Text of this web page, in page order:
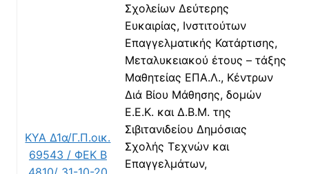
ΚΥΑ Δ1α/Γ.Π.οικ.
69543 / ΦΕΚ Β
Σχολείων Δεύτερης
Ευκαιρίας, Ινστιτούτων
Επαγγελματικής Κατάρτισης,
Μεταλυκειακού έτους – τάξης
Μαθητείας ΕΠΑ.Λ., Κέντρων
Διά Βίου Μάθησης, δομών
Ε.Ε.Κ. και Δ.Β.Μ. της
Σιβιτανιδείου Δημόσιας
Σχολής Τεχνών και
Επαγγελμάτων,